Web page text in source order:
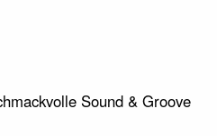
Sound & Groove